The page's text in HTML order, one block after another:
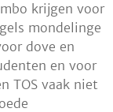
krijgen voor
mondelinge
dove en
en voor
TOS vaak niet